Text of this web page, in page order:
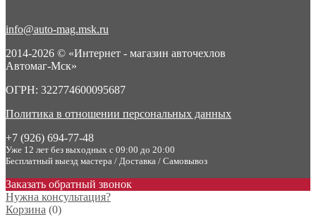
info@auto-mag.msk.ru
2014-2026 © «Интернет - магазин авточехлов
Автомаг-Мск»
ОГРН: 322774600095687
Политика в отношении персональных данных
+7 (926) 694-77-48
Уже 12 лет без выходных с 09:00 до 20:00
Бесплатный выезд мастера / Доставка / Самовывоз
Заказать обратный звонок
Нужна консультация?
Корзина (0)